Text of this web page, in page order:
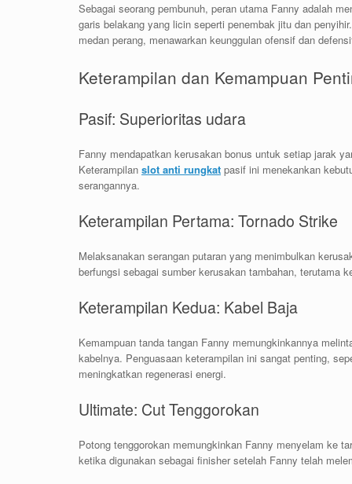
Sebagai seorang pembunuh, peran utama Fanny adalah
garis belakang yang licin seperti penembak jitu dan
medan perang, menawarkan keunggulan ofensif dan
Keterampilan dan Kemampuan
Pasif: Superioritas udara
Fanny mendapatkan kerusakan bonus untuk setiap jarak
Keterampilan slot anti rungkat pasif ini menekankan
serangannya.
Keterampilan Pertama: Tornado Strike
Melaksanakan serangan putaran yang menimbulkan
berfungsi sebagai sumber kerusakan tambahan, terutama
Keterampilan Kedua: Kabel Baja
Kemampuan tanda tangan Fanny memungkinkannya
kabelnya. Penguasaan keterampilan ini sangat penting,
meningkatkan regenerasi energi.
Ultimate: Cut Tenggorokan
Potong tenggorokan memungkinkan Fanny menyelam ke
ketika digunakan sebagai finisher setelah Fanny telah